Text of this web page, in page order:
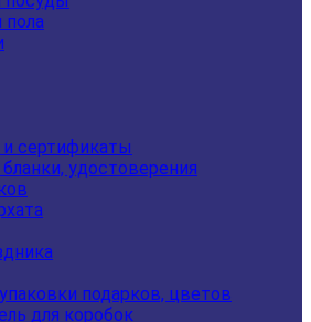
сертификаты
удостоверения
подарков, цветов
для коробок